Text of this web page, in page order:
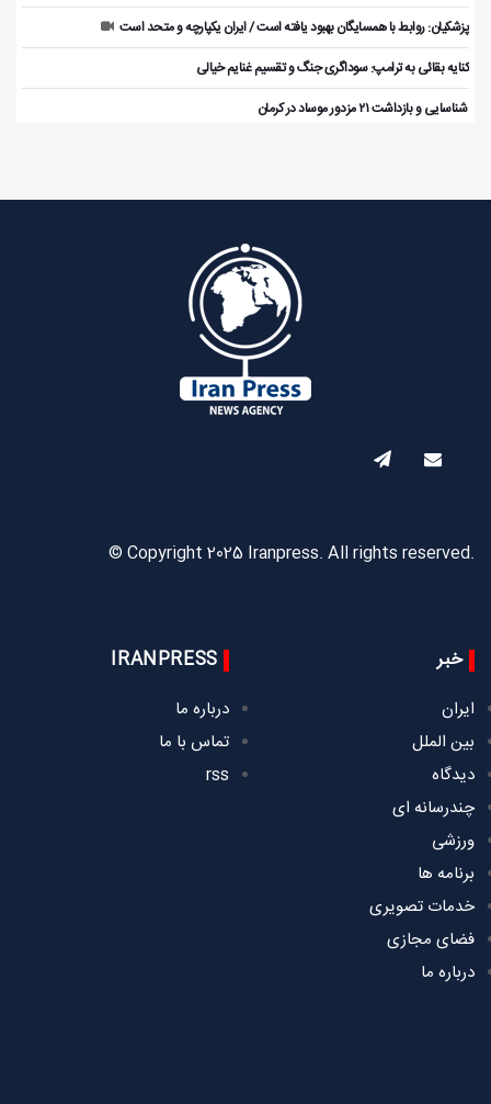
پزشکیان: روابط با همسایگان بهبود یافته است / ایران یکپارچه و متحد است
کنایه بقائی به ترامپ: سوداگری جنگ و تقسیم غنایم خیالی
️ شناسایی و بازداشت ۲۱ مزدور موساد در کرمان
© Copyright 2025 Iranpress. All rights reserved.
خبر
ایران
بین الملل
دیدگاه
چندرسانه ای
ورزشی
برنامه ها
خدمات تصویری
فضای مجازی
درباره ما
IRANPRESS
درباره ما
تماس با ما
rss